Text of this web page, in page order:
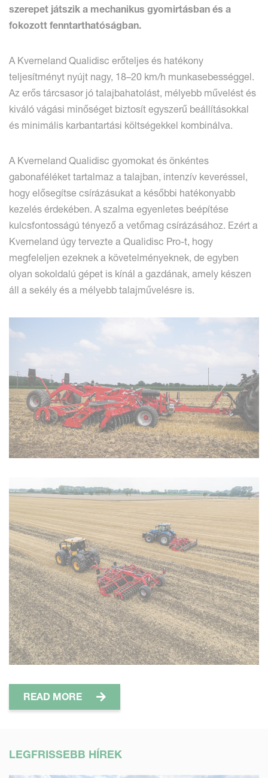
szerepet játszik a mechanikus gyomirtásban és a
fokozott fenntarthatóságban.
A Kverneland Qualidisc erőteljes és hatékony
teljesítményt nyújt nagy, 18–20 km/h munkasebességgel.
Az erős tárcsasor jó talajbahatolást, mélyebb művelést és
kiváló vágási minőséget biztosít egyszerű beállításokkal
és minimális karbantartási költségekkel kombinálva.
A Kverneland Qualidisc gyomokat és önkéntes
gabonaféléket tartalmaz a talajban, intenzív keveréssel,
hogy elősegítse csírázásukat a későbbi hatékonyabb
kezelés érdekében. A szalma egyenletes beépítése
kulcsfontosságú tényező a vetőmag csírázásához. Ezért a
Kverneland úgy tervezte a Qualidisc Pro-t, hogy
megfeleljen ezeknek a követelményeknek, de egyben
olyan sokoldalú gépet is kínál a gazdának, amely készen
áll a sekély és a mélyebb talajművelésre is.
READ MORE
LEGFRISSEBB HÍREK